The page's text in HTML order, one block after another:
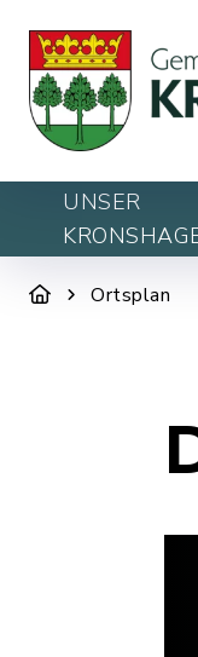
UNSER
Ortsplan